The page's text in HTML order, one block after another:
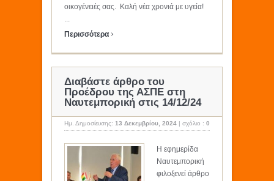
οικογένειές σας. Καλή νέα χρονιά με υγεία!
...
Περισσότερα ›
Διαβάστε άρθρο του
Προέδρου της ΑΣΠΕ στη
Ναυτεμπορική στις 14/12/24
Ημ. Δημοσίευσης: 13 Δεκεμβρίου, 2024 | σχόλιο : 0
Η εφημερίδα
Ναυτεμπορική
φιλοξενεί άρθρο